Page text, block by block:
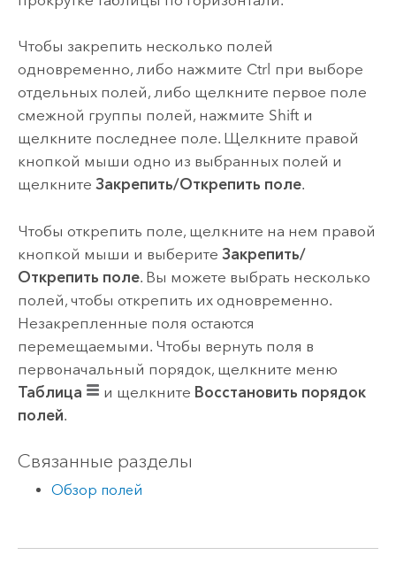
Чтобы закрепить несколько полей
одновременно, либо нажмите Ctrl при выборе
отдельных полей, либо щелкните первое поле
смежной группы полей, нажмите Shift и
щелкните последнее поле. Щелкните правой
кнопкой мыши одно из выбранных полей и
щелкните Закрепить/Открепить поле.
Чтобы открепить поле, щелкните на нем правой
кнопкой мыши и выберите Закрепить/
Открепить поле. Вы можете выбрать несколько
полей, чтобы открепить их одновременно.
Незакрепленные поля остаются
перемещаемыми. Чтобы вернуть поля в
первоначальный порядок, щелкните меню
Таблица
и щелкните Восстановить порядок
полей.
Связанные разделы
Обзор полей